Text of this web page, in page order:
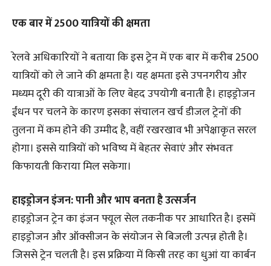
एक बार में 2500 यात्रियों की क्षमता
रेलवे अधिकारियों ने बताया कि इस ट्रेन में एक बार में करीब 2500
यात्रियों को ले जाने की क्षमता है। यह क्षमता इसे उपनगरीय और
मध्यम दूरी की यात्राओं के लिए बेहद उपयोगी बनाती है। हाइड्रोजन
ईंधन पर चलने के कारण इसका संचालन खर्च डीजल ट्रेनों की
तुलना में कम होने की उम्मीद है, वहीं रखरखाव भी अपेक्षाकृत सरल
होगा। इससे यात्रियों को भविष्य में बेहतर सेवाएं और संभवतः
किफायती किराया मिल सकेगा।
हाइड्रोजन इंजन: पानी और भाप बनता है उत्सर्जन
हाइड्रोजन ट्रेन का इंजन फ्यूल सेल तकनीक पर आधारित है। इसमें
हाइड्रोजन और ऑक्सीजन के संयोजन से बिजली उत्पन्न होती है।
जिससे ट्रेन चलती है। इस प्रक्रिया में किसी तरह का धुआं या कार्बन